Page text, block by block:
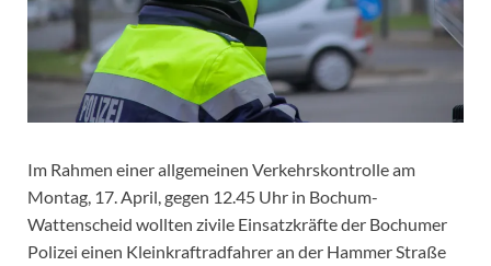
Im Rahmen einer allgemeinen Verkehrskontrolle am
Montag, 17. April, gegen 12.45 Uhr in Bochum-
Wattenscheid wollten zivile Einsatzkräfte der Bochumer
Polizei einen Kleinkraftradfahrer an der Hammer Straße